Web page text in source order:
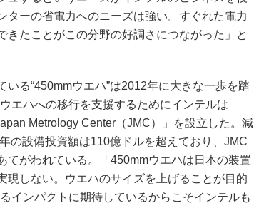
ターの省電力へのニーズは強い。すぐれた電力
きたことがこの分野の好調さにつながった」と
る“450mmウエハ”は2012年に大きな一歩を踏
エハへの移行を支援するためにインテルは
Metrology Center（JMC）」を設立した。減
の設備投資額は110億ドルを超えており、JMC
てがわれている。「450mmウエハは日本の装置
現しない。ウエハのサイズを上げることが目的
インパクトに期待しているからこそインテルも